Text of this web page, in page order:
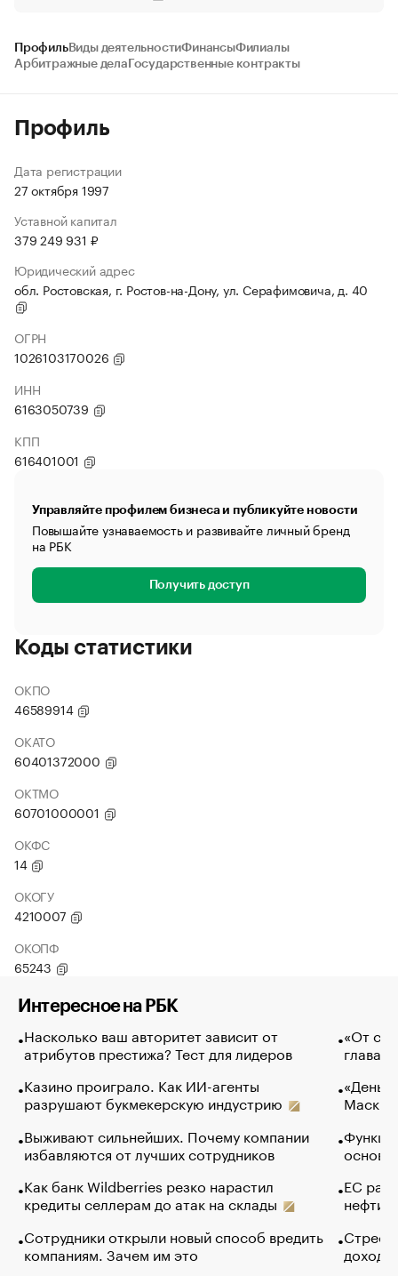
ПрофильВиды деятельностиФинансыФилиалы
Арбитражные дела Государственные контракты
Профиль
Дата регистрации
27 октября 1997
Уставной капитал
379 249 931 ₽
Юридический адрес
обл. Ростовская, г. Ростов-на-Дону, ул. Серафимовича, д. 40
ОГРН
1026103170026
ИНН
6163050739
КПП
616401001
Управляйте профилем бизнеса и публикуйте новости
Повышайте узнаваемость и развивайте личный бренд
на РБК
Получить доступ
Коды статистики
ОКПО
46589914
ОКАТО
60401372000
ОКТМО
60701000001
ОКФС
14
ОКОГУ
4210007
ОКОПФ
65243
Интересное на РБК
Насколько ваш авторитет зависит от
атрибутов престижа? Тест для лидеров
Казино проиграло. Как ИИ-агенты
разрушают букмекерскую индустрию
Выживают сильнейших. Почему компании
избавляются от лучших сотрудников
Как банк Wildberries резко нарастил
кредиты селлерам до атак на склады
Сотрудники открыли новый способ вредить
компаниям. Зачем им это
«От
глава
Маск в
основ
ЕС
нефти